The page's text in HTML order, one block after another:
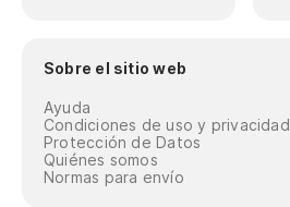
Sobre el sitio web
Ayuda
Condiciones de uso y privacidad
Protección de Datos
Quiénes somos
Normas para envío